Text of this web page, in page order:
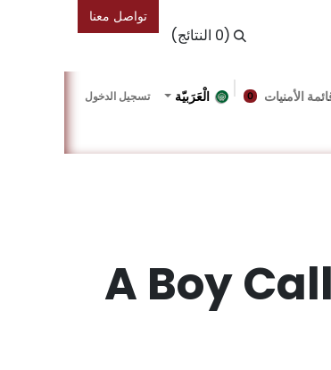
(0 النتائج)
تواصل معنا
0 الأمنيات الْعَرَبيّة تسجيل الدخول
A Boy